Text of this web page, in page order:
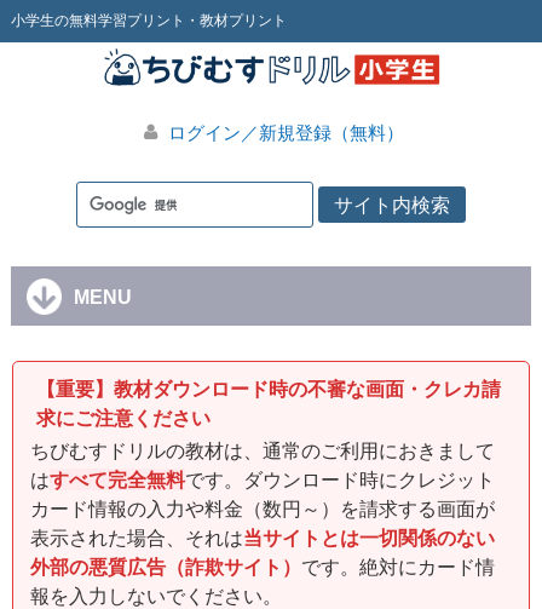
小学生の無料学習プリント・教材プリント
ログイン／新規登録（無料）
MENU
【重要】教材ダウンロード時の不審な画面・クレカ請
求にご注意ください
ちびむすドリルの教材は、通常のご利用におきまして
はすべて完全無料です。ダウンロード時にクレジット
カード情報の入力や料金（数円～）を請求する画面が
表示された場合、それは当サイトとは一切関係のない
外部の悪質広告（詐欺サイト） です。絶対にカード情
報を入力しないでください。